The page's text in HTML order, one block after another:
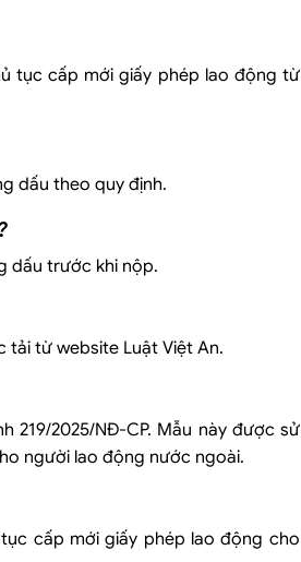
tục cấp mới giấy phép lao động từ
dấu theo quy định.
dấu trước khi nộp.
tải từ website Luật Việt An.
219/2025/NĐ-CP. Mẫu này được sử
người lao động nước ngoài.
cấp mới giấy phép lao động cho